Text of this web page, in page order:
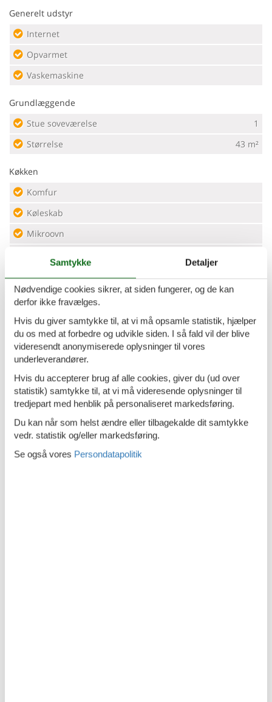
Generelt udstyr
Internet
Opvarmet
Vaskemaskine
Grundlæggende
Stue soveværelse
1
Størrelse
43 m²
Køkken
Komfur
Køleskab
Mikroovn
Vandvarmer
Måltider
Selvforplejning
Særlige forhold
Udendørs
Balkon
Udendørs faciliteter
Samtykke Detaljer
Nødvendige cookies sikrer, at siden fungerer, og de kan
derfor ikke fravælges.
Hvis du giver samtykke til, at vi må opsamle statistik, hjælper
du os med at forbedre og udvikle siden. I så fald vil der blive
videresendt anonymiserede oplysninger til vores
underleverandører.
Hvis du accepterer brug af alle cookies, giver du (ud over
statistik) samtykke til, at vi må videresende oplysninger til
tredjepart med henblik på personaliseret markedsføring.
Du kan når som helst ændre eller tilbagekalde dit samtykke
vedr. statistik og/eller markedsføring.
Se også vores Persondatapolitik